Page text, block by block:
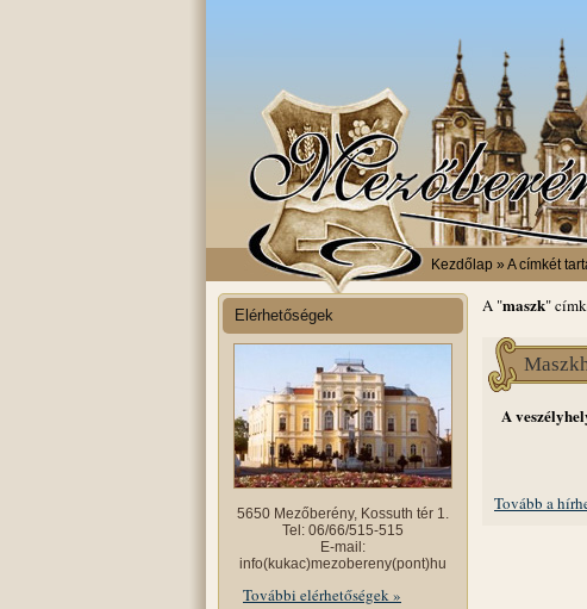
Kezdőlap » A címkét
Elérhetőségek
5650 Mezőberény, Kossuth tér 1.
Tel: 06/66/515-515
E-mail:
info(kukac)mezobereny(pont)hu
További elérhetőségek »
A "maszk"
A
Tovább a